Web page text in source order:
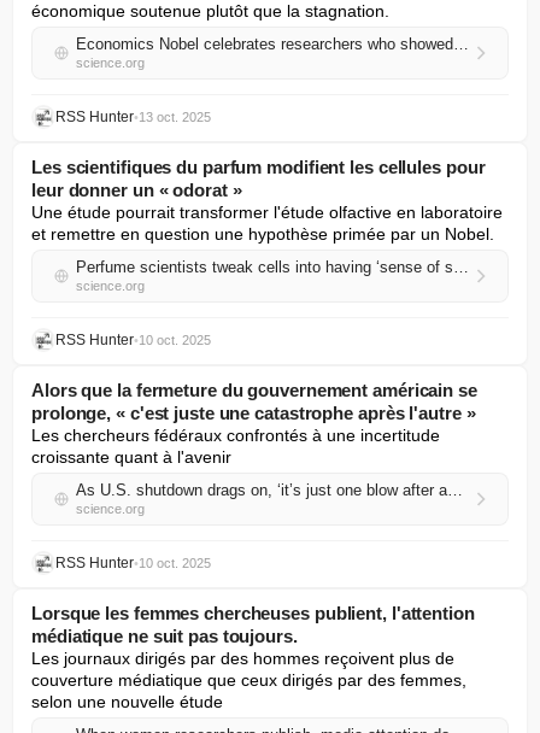
économique soutenue plutôt que la stagnation.
Economics Nobel celebrates researchers who showed how science and technology drives growth
science.org
RSS Hunter•13 oct. 2025
Les scientifiques du parfum modifient les cellules pour
leur donner un « odorat »
Une étude pourrait transformer l'étude olfactive en laboratoire
et remettre en question une hypothèse primée par un Nobel.
Perfume scientists tweak cells into having ‘sense of smell’
science.org
RSS Hunter•10 oct. 2025
Alors que la fermeture du gouvernement américain se
prolonge, « c'est juste une catastrophe après l'autre »
Les chercheurs fédéraux confrontés à une incertitude
croissante quant à l'avenir
As U.S. shutdown drags on, ‘it’s just one blow after another’
science.org
RSS Hunter•10 oct. 2025
Lorsque les femmes chercheuses publient, l'attention
médiatique ne suit pas toujours.
Les journaux dirigés par des hommes reçoivent plus de
couverture médiatique que ceux dirigés par des femmes,
selon une nouvelle étude